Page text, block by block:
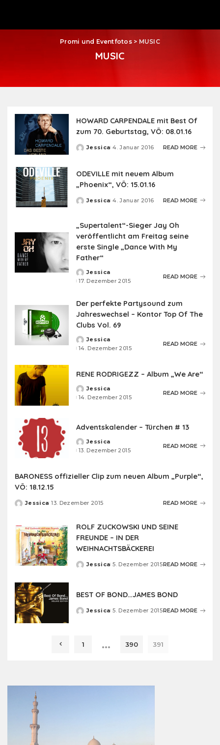
Promi und Eventfotos> MUSIC
MUSIC
HOWARD CARPENDALE mit Best Of
zum 70. Geburtstag, VÖ: 08.01.16
Posted
Jessica 4. Januar 2016 READ MORE
ODEVILLE mit neuem Album
„Phoenix“, VÖ: 15.01.16
Posted
Jessica 4. Januar 2016 READ MORE
„Supertalent“-Sieger Jay Oh
veröffentlicht am Freitag seine
erste Single „Dance With My
Father“
Posted
by
Jessica
17. Dezember 2015
READ MORE
Der perfekte Partysound zum
Jahreswechsel – Kontor Top Of The
Clubs Vol. 69
Posted
by
Jessica
14. Dezember 2015
READ MORE
RENE RODRIGEZZ – Album „We Are“
Posted
by
Jessica
14. Dezember 2015
READ MORE
Adventskalender – Türchen # 13
Posted
by
Jessica
13. Dezember 2015
READ MORE
BARONESS offizieller Clip zum neuen Album „Purple“,
VÖ: 18.12.15
Posted
Jessica 13. Dezember 2015 READ MORE
ROLF ZUCKOWSKI UND SEINE
FREUNDE – IN DER
WEIHNACHTSBÄCKEREI
Posted
Jessica 5. Dezember 2015READ MORE
BEST OF BOND…JAMES BOND
Posted
Jessica 5. Dezember 2015READ MORE
1 … 390 391